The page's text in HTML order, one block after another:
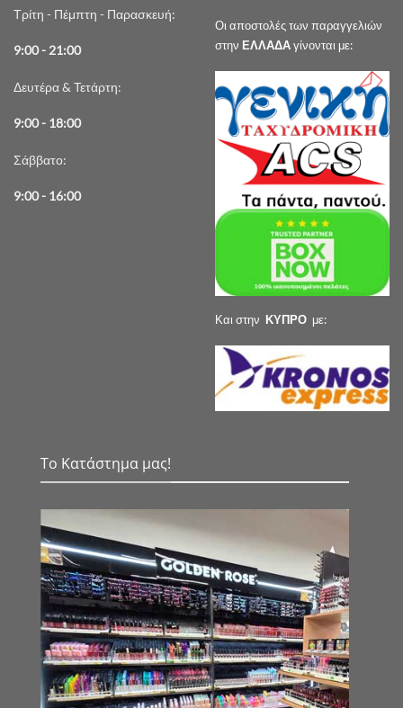
Τρίτη - Πέμπτη - Παρασκευή:
9:00 - 21:00
Δευτέρα & Τετάρτη:
9:00 - 18:00
Σάββατο:
9:00 - 16:00
Οι αποστολές των παραγγελιών
στην ΕΛΛΑΔΑγίνονται με:
Και στην ΚΥΠΡΟ με:
Το Κατάστημα μας!